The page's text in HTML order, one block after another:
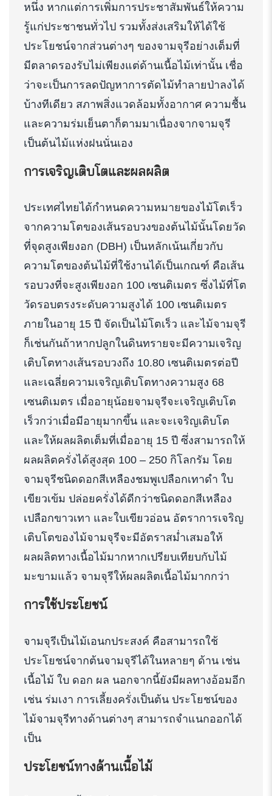
หนึ่ง หากแต่การเพิ่มการประชาสัมพันธ์ให้ความ
รู้แก่ประชาชนทั่วไป รวมทั้งส่งเสริมให้ได้ใช้
ประโยชน์จากส่วนต่างๆ ของจามจุรีอย่างเต็มที่
มีตลาดรองรับไม่เพียงแต่ด้านเนื้อไม้เท่านั้น เชื่อ
ว่าจะเป็นการลดปัญหาการตัดไม้ทำลายป่าลงได้
บ้างทีเดียว สภาพสิ่งแวดล้อมทั้งอากาศ ความชื้น
และความร่มเย็นตาก็ตามมาเนื่องจากจามจุรี
เป็นต้นไม้แห่งฝนนั่นเอง
การเจริญเติบโตและผลผลิต
ประเทศไทยได้กำหนดความหมายของไม้โตเร็ว
จากความโตของเส้นรอบวงของต้นไม้นั้นโดยวัด
ที่จุดสูงเพียงอก (DBH) เป็นหลักเน้นเกี่ยวกับ
ความโตของต้นไม้ที่ใช้งานได้เป็นเกณฑ์ คือเส้น
รอบวงที่จะสูงเพียงอก 100 เซนติเมตร ซึ่งไม้ที่โต
วัดรอบตรงระดับความสูงได้ 100 เซนติเมตร
ภายในอายุ 15 ปี จัดเป็นไม้โตเร็ว และไม้จามจุรี
ก็เช่นกันถ้าหากปลูกในดินทรายจะมีความเจริญ
เติบโตทางเส้นรอบวงถึง 10.80 เซนติเมตรต่อปี
และเฉลี่ยความเจริญเติบโตทางความสูง 68
เซนติเมตร เมื่ออายุน้อยจามจุรีจะเจริญเติบโต
เร็วกว่าเมื่อมีอายุมากขึ้น และจะเจริญเติบโต
และให้ผลผลิตเต็มที่เมื่ออายุ 15 ปี ซึ่งสามารถให้
ผลผลิตครั่งได้สูงสุด 100 – 250 กิโลกรัม โดย
จามจุรีชนิดดอกสีเหลืองชมพูเปลือกเทาดำ ใบ
เขียวเข้ม ปล่อยครั่งได้ดีกว่าชนิดดอกสีเหลือง
เปลือกขาวเทา และใบเขียวอ่อน อัตราการเจริญ
เติบโตของไม้จามจุรีจะมีอัตราสม่ำเสมอให้
ผลผลิตทางเนื้อไม้มากหากเปรียบเทียบกับไม้
มะขามแล้ว จามจุรีให้ผลผลิตเนื้อไม้มากกว่า
การใช้ประโยชน์
จามจุรีเป็นไม้เอนกประสงค์ คือสามารถใช้
ประโยชน์จากต้นจามจุรีได้ในหลายๆ ด้าน เช่น
เนื้อไม้ ใบ ดอก ผล นอกจากนี้ยังมีผลทางอ้อมอีก
เช่น ร่มเงา การเลี้ยงครั่งเป็นต้น ประโยชน์ของ
ไม้จามจุรีทางด้านต่างๆ สามารถจำแนกออกได้
เป็น
ประโยชน์ทางด้านเนื้อไม้